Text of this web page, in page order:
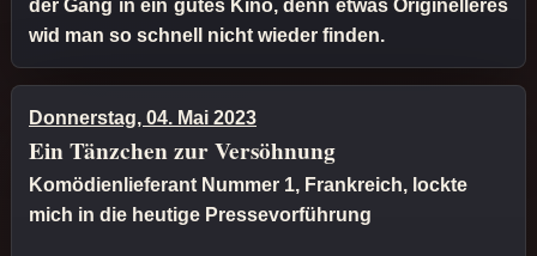
der Gang in ein gutes Kino, denn etwas Originelleres
wid man so schnell nicht wieder finden.
Donnerstag, 04. Mai 2023
Ein Tänzchen zur Versöhnung
Komödienlieferant Nummer 1, Frankreich, lockte
mich in die heutige Pressevorführung